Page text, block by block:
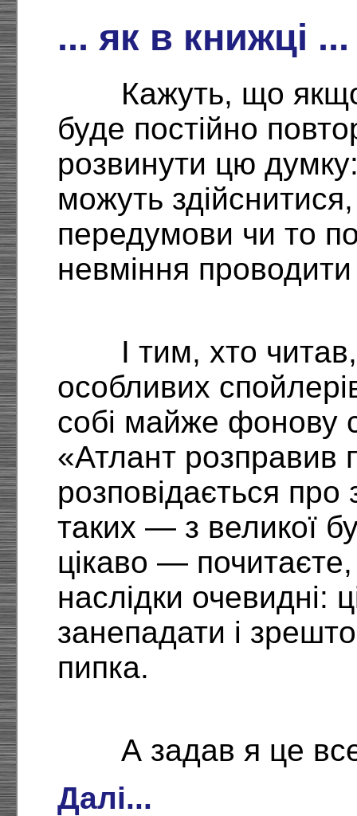
... як в книжці ...
Кажуть, що
буде постійно
розвинути цю думку:
можуть
передумови чи то
невміння
І тим, хто
особливих
собі майже фонову
«Атлант розправив
розповідається
таких — з великої
цікаво —
наслідки очевидні:
занепадати і
пипка.
А задав я це
Далі...